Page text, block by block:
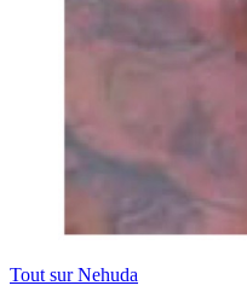
Tout surNehuda